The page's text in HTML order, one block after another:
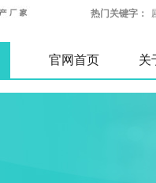
热门关键字：
官网首页 关